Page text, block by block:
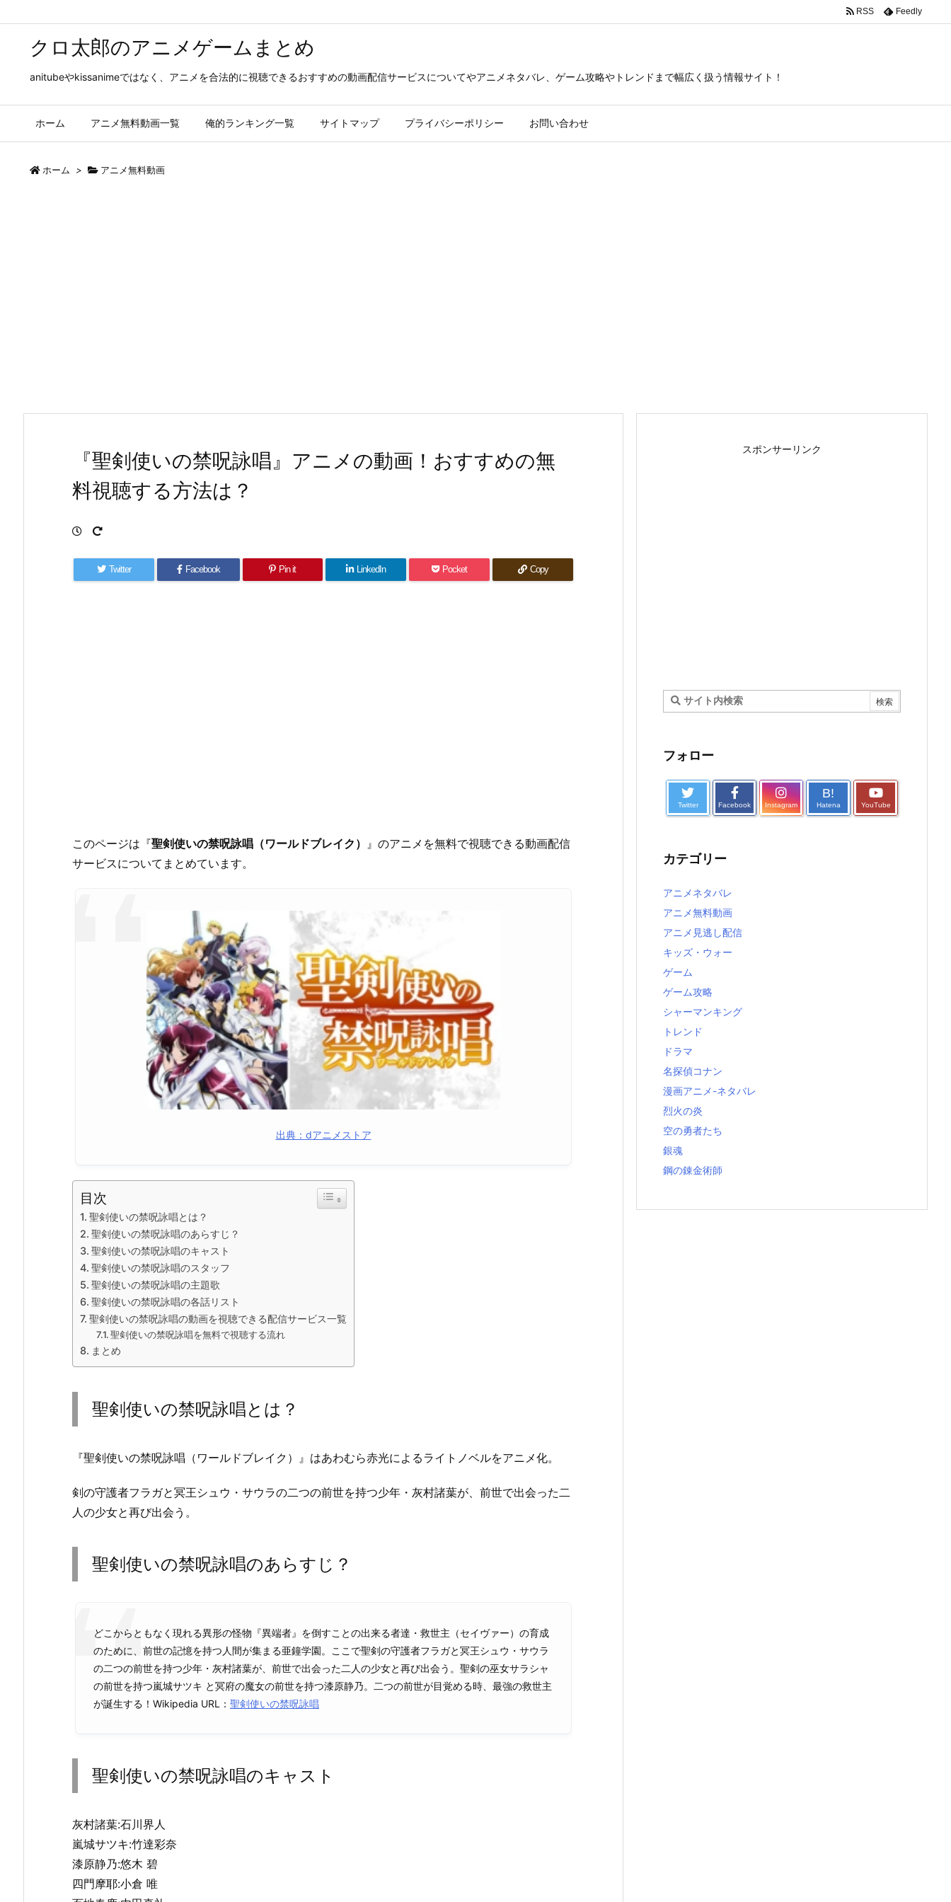
クロ太郎のアニメゲームまとめ
anitubeやkissanimeではなく、アニメを合法的に視聴できるおすすめの動画配信サービスについてやアニメネタバレ、ゲーム攻略やトレンドまで幅広く扱う情報サイト！
ホーム アニメ無料動画一覧 俺的ランキング一覧 サイトマップ プライバシーポリシー お問い合わせ
RSS Feedly
ホーム > アニメ無料動画
『聖剣使いの禁呪詠唱』アニメの動画！おすすめの無
料視聴する方法は？
Twitter Facebook Pin it LinkedIn Pocket Copy
このページは『聖剣使いの禁呪詠唱（ワールドブレイク）
』のアニメを無料で視聴できる動画配信
サービスについてまとめています。
出典：dアニメストア
目次
聖剣使いの禁呪詠唱とは？
聖剣使いの禁呪詠唱のあらすじ？
聖剣使いの禁呪詠唱のキャスト
聖剣使いの禁呪詠唱のスタッフ
聖剣使いの禁呪詠唱の主題歌
聖剣使いの禁呪詠唱の各話リスト
聖剣使いの禁呪詠唱の動画を視聴できる配信サービス一覧
聖剣使いの禁呪詠唱を無料で視聴する流れ
まとめ
聖剣使いの禁呪詠唱とは？
『聖剣使いの禁呪詠唱（ワールドブレイク）』はあわむら赤光によるライトノベルをアニメ化。
剣の守護者フラガと冥王シュウ・サウラの二つの前世を持つ少年・灰村諸葉が、前世で出会った二
人の少女と再び出会う。
聖剣使いの禁呪詠唱のあらすじ？
どこからともなく現れる異形の怪物『異端者』を倒すことの出来る者達・救世主（セイヴァー）の育成
のために、前世の記憶を持つ人間が集まる亜鐘学園。ここで聖剣の守護者フラガと冥王シュウ・サウラ
の二つの前世を持つ少年・灰村諸葉が、前世で出会った二人の少女と再び出会う。聖剣の巫女サラシャ
の前世を持つ嵐城サツキ と冥府の魔女の前世を持つ漆原静乃。二つの前世が目覚める時、最強の救世主
が誕生する！Wikipedia URL： 聖剣使いの禁呪詠唱
聖剣使いの禁呪詠唱のキャスト
灰村諸葉:石川界人
嵐城サツキ:竹達彩奈
漆原静乃:悠木 碧
四門摩耶:小倉 唯
スポンサーリンク
フォロー
Twitter Facebook Instagram
B!
Hatena YouTube
カテゴリー
アニメネタバレ
アニメ無料動画
アニメ見逃し配信
キッズ・ウォー
ゲーム
ゲーム攻略
シャーマンキング
トレンド
ドラマ
名探偵コナン
漫画アニメ-ネタバレ
烈火の炎
空の勇者たち
銀魂
鋼の錬金術師